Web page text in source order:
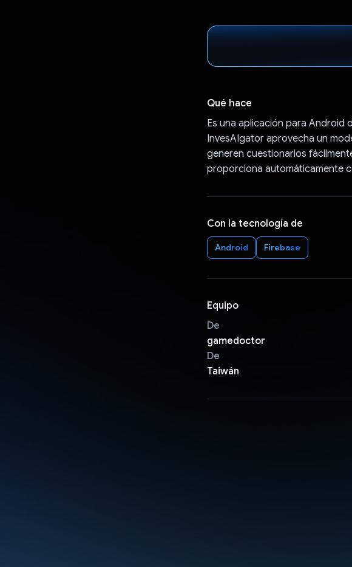
Qué hace
Es una aplicación para Android
InvesAIgator aprovecha un
generen cuestionarios
proporciona automáticamente
Con la tecnología de
Android Firebase
Equipo
De
gamedoctor
De
Taiwán